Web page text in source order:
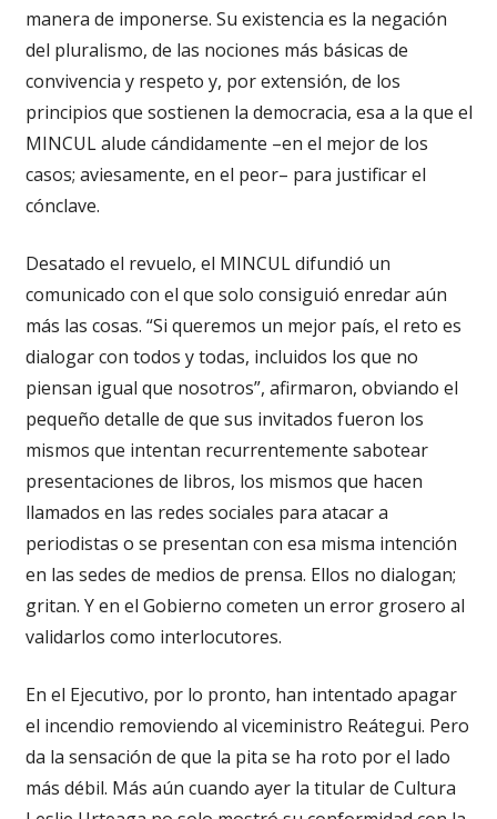
manera de imponerse. Su existencia es la negación
del pluralismo, de las nociones más básicas de
convivencia y respeto y, por extensión, de los
principios que sostienen la democracia, esa a la que el
MINCUL alude cándidamente –en el mejor de los
casos; aviesamente, en el peor– para justificar el
cónclave.
Desatado el revuelo, el MINCUL difundió un
comunicado con el que solo consiguió enredar aún
más las cosas. “Si queremos un mejor país, el reto es
dialogar con todos y todas, incluidos los que no
piensan igual que nosotros”, afirmaron, obviando el
pequeño detalle de que sus invitados fueron los
mismos que intentan recurrentemente sabotear
presentaciones de libros, los mismos que hacen
llamados en las redes sociales para atacar a
periodistas o se presentan con esa misma intención
en las sedes de medios de prensa. Ellos no dialogan;
gritan. Y en el Gobierno cometen un error grosero al
validarlos como interlocutores.
En el Ejecutivo, por lo pronto, han intentado apagar
el incendio removiendo al viceministro Reátegui. Pero
da la sensación de que la pita se ha roto por el lado
más débil. Más aún cuando ayer la titular de Cultura